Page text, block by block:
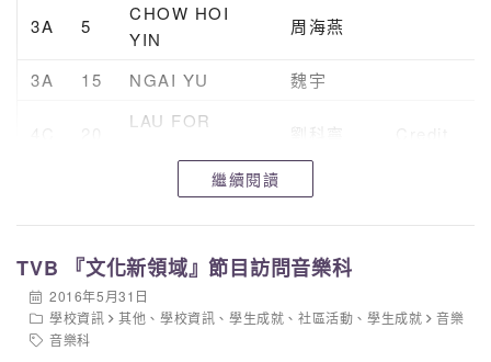
3A 5
CHOW HOI
YIN
周海燕
3A 15 NGAI YU 魏宇
LAU FOR
劉科寧
陳河沅
1B 5
CHEUNG LOK
YEE
張樂怡
1B 30 LO YAT TUNG 盧逸桐 Credit
繼續閱讀
TVB 『文化新領域』節目訪問音樂科
2016年5月31日
學校資訊
其他 、學校資訊 、學生成就 、社區活動 、學生成就
音樂
音樂科